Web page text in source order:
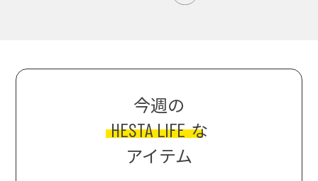
今週の
HESTA LIFE な
アイテム